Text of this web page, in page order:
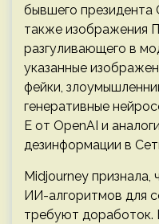
бывшего
также изображения
разгуливающего в
указанные
фейки,
генеративные
E от OpenAI и
дезинформации в
Midjourney признала,
ИИ-алгоритмов для
требуют доработок.